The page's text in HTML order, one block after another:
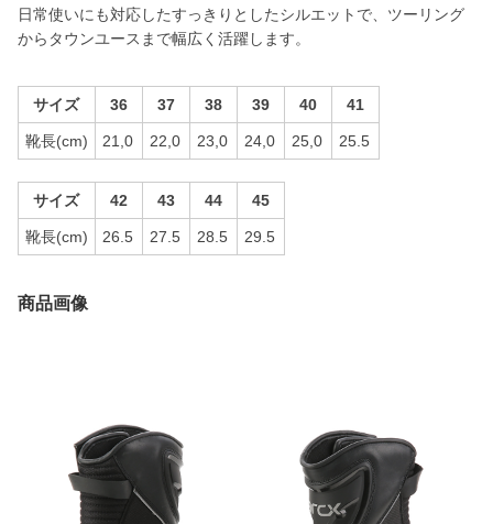
日常使いにも対応したすっきりとしたシルエットで、ツーリング
からタウンユースまで幅広く活躍します。
サイズ 36 37 38 39 40 41
靴長(cm) 21,0 22,0 23,0 24,0 25,0 25.5
サイズ 42 43 44 45
靴長(cm) 26.5 27.5 28.5 29.5
商品画像